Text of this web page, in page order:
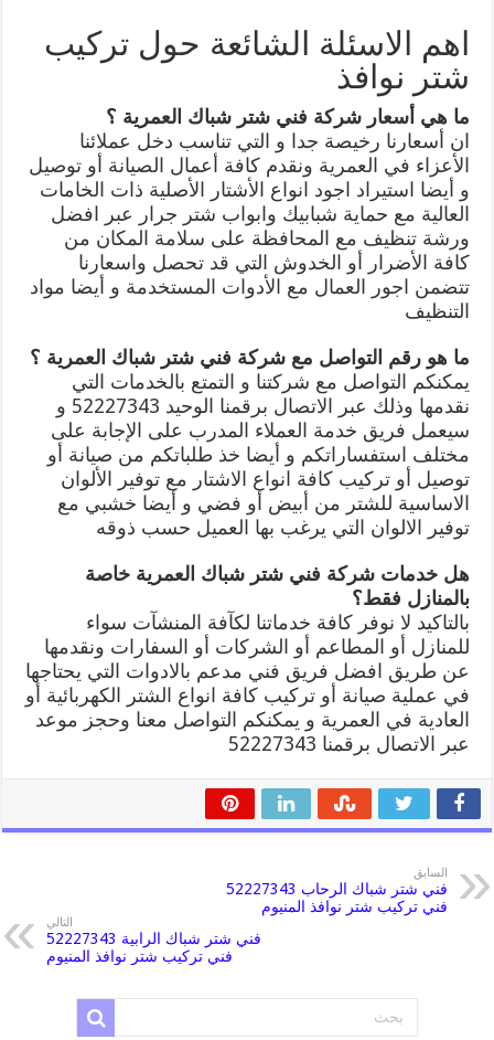
اهم الاسئلة الشائعة حول تركيب
شتر نوافذ
ما هي أسعار شركة فني شتر شباك العمرية ؟
ان أسعارنا رخيصة جدا و التي تناسب دخل عملائنا
الأعزاء في العمرية ونقدم كافة أعمال الصيانة أو توصيل
و أيضا استيراد اجود انواع الأشتار الأصلية ذات الخامات
العالية مع حماية شبابيك وابواب شتر جرار عبر افضل
ورشة تنظيف مع المحافظة على سلامة المكان من
كافة الأضرار أو الخدوش التي قد تحصل واسعارنا
تتضمن اجور العمال مع الأدوات المستخدمة و أيضا مواد
التنظيف
ما هو رقم التواصل مع شركة فني شتر شباك العمرية ؟
يمكنكم التواصل مع شركتنا و التمتع بالخدمات التي
نقدمها وذلك عبر الاتصال برقمنا الوحيد 52227343 و
سيعمل فريق خدمة العملاء المدرب على الإجابة على
مختلف استفساراتكم و أيضا خذ طلباتكم من صيانة أو
توصيل أو تركيب كافة انواع الاشتار مع توفير الألوان
الاساسية للشتر من أبيض أو فضي و أيضا خشبي مع
توفير الالوان التي يرغب بها العميل حسب ذوقه
هل خدمات شركة فني شتر شباك العمرية خاصة
بالمنازل فقط؟
بالتاكيد لا نوفر كافة خدماتنا لكآفة المنشآت سواء
للمنازل أو المطاعم أو الشركات أو السفارات ونقدمها
عن طريق افضل فريق فني مدعم بالادوات التي يحتاجها
في عملية صيانة أو تركيب كافة انواع الشتر الكهربائية أو
العادية في العمرية و يمكنكم التواصل معنا وحجز موعد
عبر الاتصال برقمنا 52227343
السابق
فني شتر شباك الرحاب 52227343
فني تركيب شتر نوافذ المنيوم
التالي
فني شتر شباك الرابية 52227343
فني تركيب شتر نوافذ المنيوم